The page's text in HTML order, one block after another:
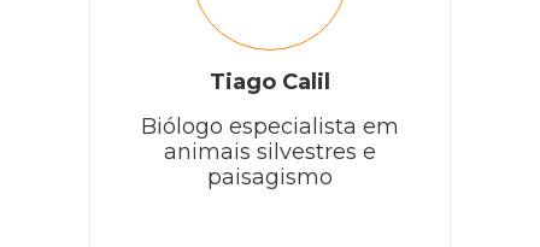
Tiago Calil
Biólogo especialista em
animais silvestres e
paisagismo